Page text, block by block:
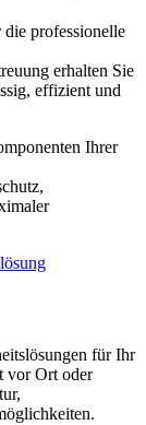
professionelle
erhalten Sie
effizient und
Ihrer
für Ihr
vor Ort oder